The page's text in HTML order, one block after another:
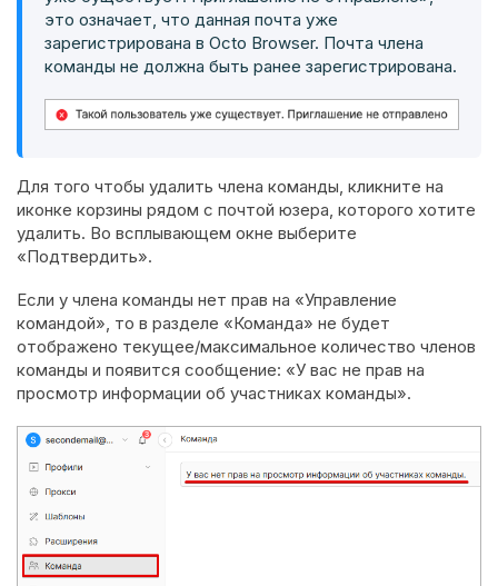
это означает, что данная почта уже
зарегистрирована в Octo Browser. Почта члена
команды не должна быть ранее зарегистрирована.
Для того чтобы удалить члена команды, кликните на
иконке корзины рядом с почтой юзера, которого хотите
удалить. Во всплывающем окне выберите
«Подтвердить».
Если у члена команды нет прав на «Управление
командой», то в разделе «Команда» не будет
отображено текущее/максимальное количество членов
команды и появится сообщение: «У вас не прав на
просмотр информации об участниках команды».